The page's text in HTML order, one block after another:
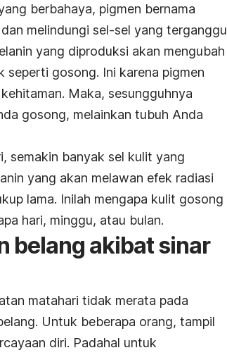
berbahaya, pigmen bernama
melindungi sel-sel yang terganggu
yang diproduksi akan mengubah
gosong. Ini karena pigmen
Maka, sesungguhnya
gosong, melainkan tubuh Anda
semakin banyak sel kulit yang
yang akan melawan efek radiasi
lama. Inilah mengapa kulit gosong
hari, minggu, atau bulan.
belang akibat sinar
matahari tidak merata pada
Untuk beberapa orang, tampil
diri. Padahal untuk